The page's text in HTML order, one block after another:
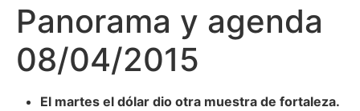
Panorama y agenda
08/04/2015
El martes el dólar dio otra muestra de fortaleza.